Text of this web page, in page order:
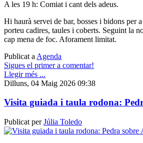
A les 19 h: Comiat i cant dels adeus.
Hi haurà servei de bar, bosses i bidons per
porteu cadires, taules i coberts. Seguint la
cap mena de foc. Aforament limitat.
Publicat a Agenda
Sigues el primer a comentar!
Llegir més ...
Dilluns, 04 Maig 2026 09:38
Visita guiada i taula rodona:
Publicat perJúlia Toledo